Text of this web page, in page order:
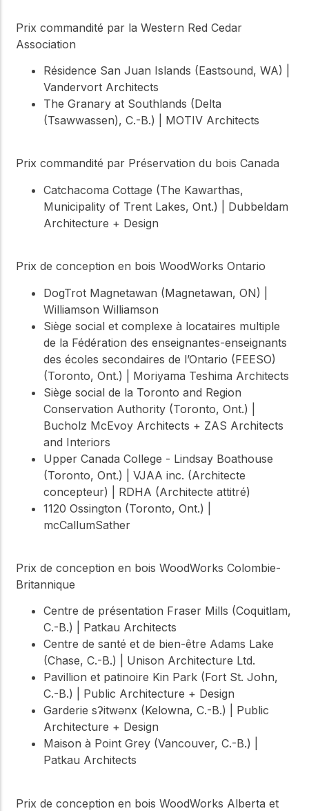
Prix commandité par la Western Red Cedar
Association
Résidence San Juan Islands (Eastsound, WA) |
Vandervort Architects
The Granary at Southlands (Delta
(Tsawwassen), C.-B.) | MOTIV Architects
Prix commandité par Préservation du bois Canada
Catchacoma Cottage (The Kawarthas,
Municipality of Trent Lakes, Ont.) | Dubbeldam
Architecture + Design
Prix de conception en bois WoodWorks Ontario
DogTrot Magnetawan (Magnetawan, ON) |
Williamson Williamson
Siège social et complexe à locataires multiple
de la Fédération des enseignantes-enseignants
des écoles secondaires de l’Ontario (FEESO)
(Toronto, Ont.) | Moriyama Teshima Architects
Siège social de la Toronto and Region
Conservation Authority (Toronto, Ont.) |
Bucholz McEvoy Architects + ZAS Architects
and Interiors
Upper Canada College - Lindsay Boathouse
(Toronto, Ont.) | VJAA inc. (Architecte
concepteur) | RDHA (Architecte attitré)
1120 Ossington (Toronto, Ont.) |
mcCallumSather
Prix de conception en bois WoodWorks Colombie-
Britannique
Centre de présentation Fraser Mills (Coquitlam,
C.-B.) | Patkau Architects
Centre de santé et de bien-être Adams Lake
(Chase, C.-B.) | Unison Architecture Ltd.
Pavillion et patinoire Kin Park (Fort St. John,
C.-B.) | Public Architecture + Design
Garderie sʔitwənx (Kelowna, C.-B.) | Public
Architecture + Design
Maison à Point Grey (Vancouver, C.-B.) |
Patkau Architects
Prix de conception en bois WoodWorks Alberta et